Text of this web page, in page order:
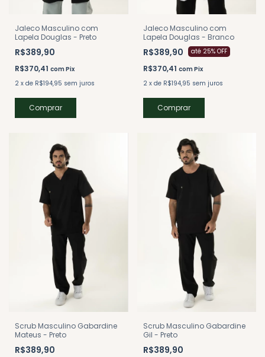
Jaleco Masculino com
Lapela Douglas - Preto
R$389,90
R$370,41 comPix
2 x de R$194,95 sem juros
Comprar
Jaleco Masculino com
Lapela Douglas - Branco
R$389,90 até 25% OFF
R$370,41 comPix
2 x de R$194,95 sem juros
Comprar
Scrub Masculino Gabardine
Mateus - Preto
R$389,90
Scrub Masculino Gabardine
Gil - Preto
R$389,90